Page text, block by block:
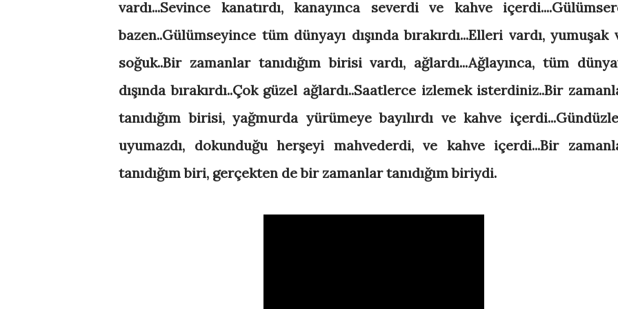
vardı...Sevince kanatırdı, kanayınca severdi ve kahve
bazen..Gülümseyince tüm dünyayı dışında bırakırdı...Elleri vardı, yumuşak
soğuk..Bir zamanlar tanıdığım birisi vardı, ağlardı...Ağlayınca, tüm
dışında bırakırdı..Çok güzel ağlardı..Saatlerce izlemek isterdiniz..Bir
tanıdığım birisi, yağmurda yürümeye bayılırdı ve kahve
uyumazdı, dokunduğu herşeyi mahvederdi, ve kahve içerdi...Bir
tanıdığım biri, gerçekten de bir zamanlar tanıdığım biriydi.